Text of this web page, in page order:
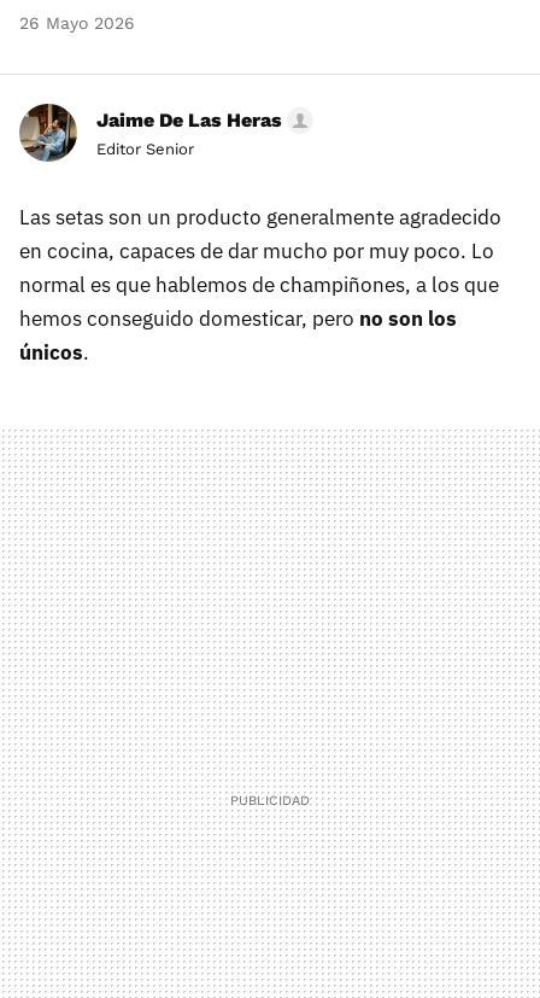
26 Mayo 2026
Jaime De Las Heras
Editor Senior
Las setas son un producto generalmente agradecido
en cocina, capaces de dar mucho por muy poco. Lo
normal es que hablemos de champiñones, a los que
hemos conseguido domesticar, pero no son los
únicos.